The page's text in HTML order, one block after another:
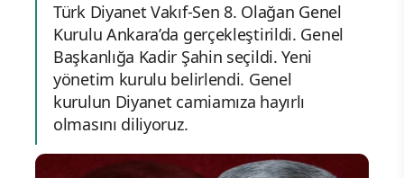
Türk Diyanet Vakıf-Sen 8. Olağan Genel
Kurulu Ankara’da gerçekleştirildi. Genel
Başkanlığa Kadir Şahin seçildi. Yeni
yönetim kurulu belirlendi. Genel
kurulun Diyanet camiamıza hayırlı
olmasını diliyoruz.